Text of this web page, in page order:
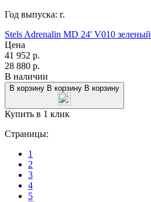
Год выпуска: г.
Stels Adrenalin MD 24' V010 зеленый
Цена
41 952 р.
28 880 р.
В наличии
В корзину В корзину В корзину
Купить в 1 клик
Страницы:
1
2
3
4
5